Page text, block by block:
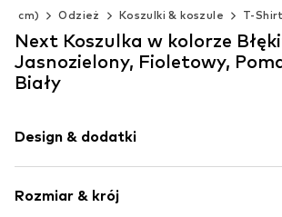
cm) Odzież Koszulki & koszule T-
Next Koszulka w kolorze
Jasnozielony, Fioletowy,
Biały
Design & dodatki
Dżersej
Rozmiar & krój